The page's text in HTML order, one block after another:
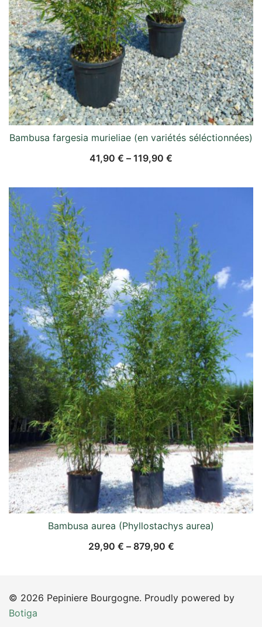
Bambusa fargesia murieliae (en variétés séléctionnées)
41,90 € – 119,90 €
Bambusa aurea (Phyllostachys aurea)
29,90 € – 879,90 €
© 2026 Pepiniere Bourgogne. Proudly powered by
Botiga